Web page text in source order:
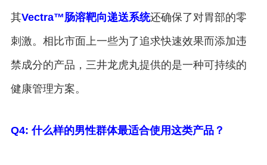
其Vectra™肠溶靶向递送系统还确保了对胃部的零
刺激。相比市面上一些为了追求快速效果而添加违
禁成分的产品，三井龙虎丸提供的是一种可持续的
健康管理方案。
Q4: 什么样的男性群体最适合使用这类产品？